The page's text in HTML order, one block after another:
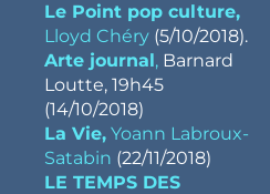
Le Point pop culture,
Lloyd Chéry (5/10/2018).
Arte journal,
Loutte, 19h45
(14/10/2018)
La Vie, Yoann Labroux-
Satabin (22/11/2018)
LE TEMPS DES